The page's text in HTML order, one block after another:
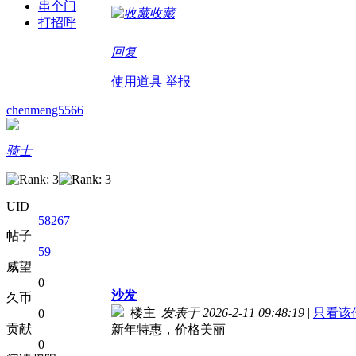
串个门
打招呼
收藏
回复
使用道具 举报
chenmeng5566
骑士
UID
58267
帖子
59
威望
0
久币
0
贡献
0
沙发
楼主| 发表于 2026-2-11 09:48:19 | 只看该
新年特惠，价格美丽